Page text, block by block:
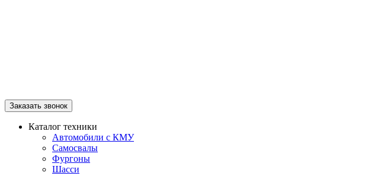
Заказать звонок
Каталог техники
Автомобили с КМУ
Самосвалы
Фургоны
Шасси